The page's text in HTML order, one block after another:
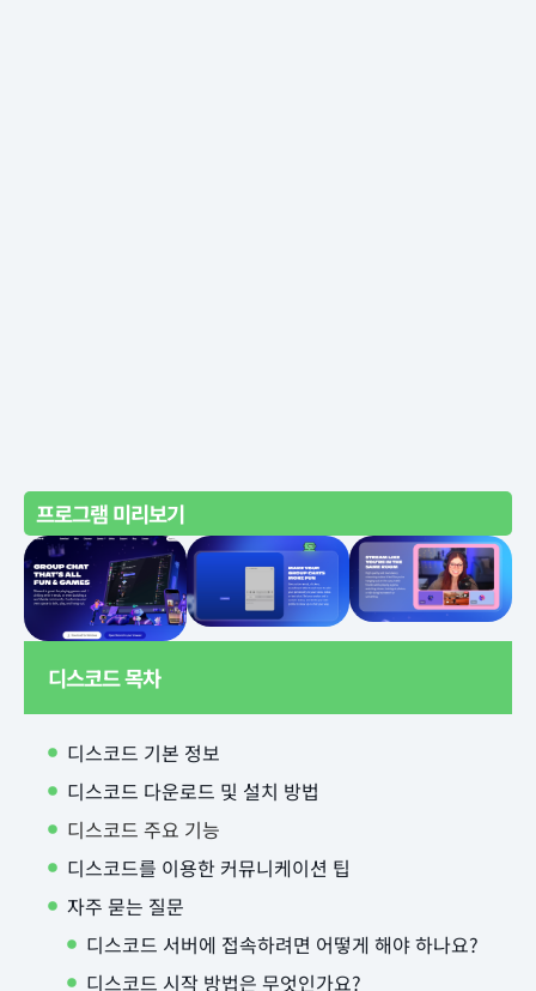
프로그램 미리보기
디스코드 목차
디스코드 기본 정보
디스코드 다운로드 및 설치 방법
디스코드 주요 기능
디스코드를 이용한 커뮤니케이션 팁
자주 묻는 질문
디스코드 서버에 접속하려면 어떻게 해야 하나요?
디스코드 시작 방법은 무엇인가요?